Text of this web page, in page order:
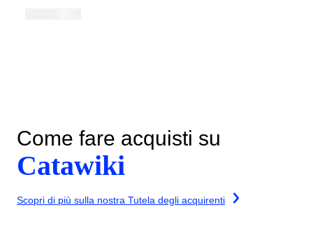
Come fare acquisti su
Catawiki
Scopri di più sulla nostra Tutela degli acquirenti